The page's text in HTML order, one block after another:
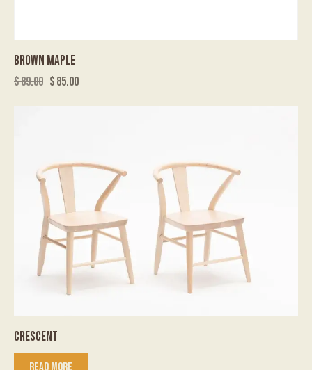
BROWN MAPLE
$89.00 $85.00
CRESCENT
READ MORE